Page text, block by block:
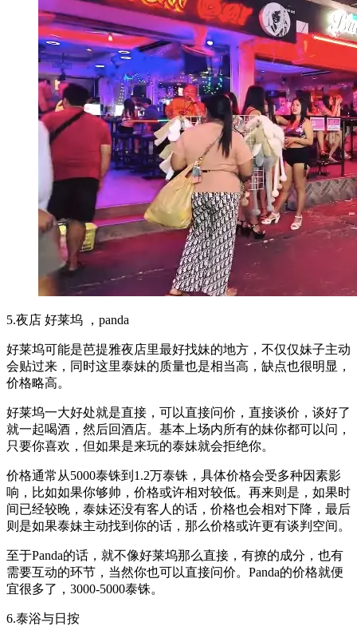
5.夜店 好莱坞 ，panda
好莱坞可能是芭提雅夜店里最好找妹的地方，不仅仅妹子主动
会贴过来，同时这里泰妹的质量也是相当高，缺点也很明显，
价格略高。
好莱坞一大好处就是直接，可以直接问价，直接谈价，谈好了
就一起喝酒，然后回酒店。基本上场内所有的妹你都可以问，
只要你喜欢，但如果是来玩的泰妹就会拒绝你。
价格通常从5000泰铢到1.2万泰铢，具体价格会受多种因素影
响，比如如果你够帅，价格或许相对较低。再来则是，如果时
间已经较晚，泰妹还没有客人的话，价格也会相对下降，最后
则是如果泰妹主动找到你的话，那么价格或许更有谈判空间。
至于Panda的话，就不像好莱坞那么直接，有撩的成分，也有
需要互动的环节，当然你也可以直接问价。Panda的价格就便
宜很多了，3000-5000泰铢。
6.泰浴与日按